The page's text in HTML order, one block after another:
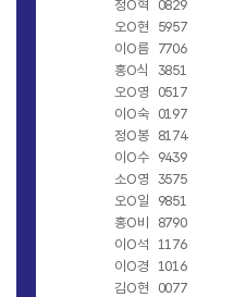
정O혁
0829
오O현
5957
이O름
7706
홍O식
3851
오O영
0517
이O숙
0197
정O봉
8174
이O수
9439
소O영 3575
오O일
9851
홍O비
8790
이O석
1176
이O경
1016
김O현
0077